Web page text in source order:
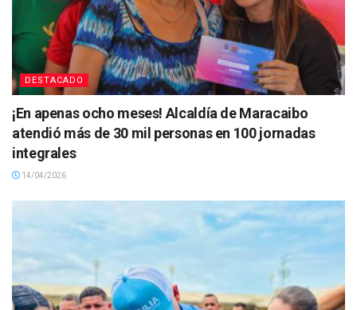
DESTACADO
¡En apenas ocho meses! Alcaldía de Maracaibo
atendió más de 30 mil personas en 100 jornadas
integrales
14/04/2026